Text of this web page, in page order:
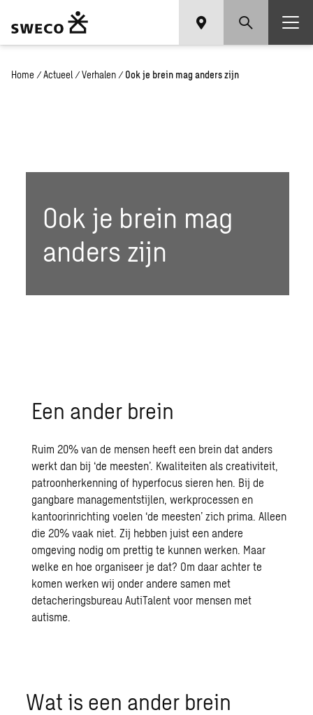
Home / Actueel / Verhalen / Ook je brein mag anders zijn
Ook je brein mag
anders zijn
Een ander brein
Ruim 20% van de mensen heefteen brein dat anders
werkt dan bij ‘de meesten’. Kwaliteiten als creativiteit,
patroonherkenning of hyperfocus sieren hen. Bij de
gangbare managementstijlen, werkprocessenen
kantoorinrichting voelen ‘de meesten’ zich prima.Alleen
die 20%vaak niet. Zij hebben juisteen andere
omgeving nodigom prettigte kunnen werken. Maar
welke en hoe organiseer je dat? Omdaar achter te
komenwerken wijonder anderesamen met
detacheringsbureauAutiTalent voor mensen met
autisme.
Wat is een ander brein